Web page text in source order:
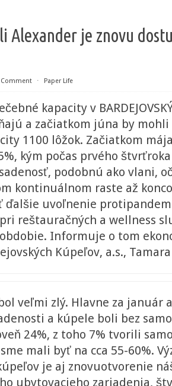
Alexander je znovu
Comment ⋅ Paper Life
kapacity v
a začiatkom júna by
1100 lôžok. Začiatkom
kým počas prvého
podobnú ako vlani,
kontinuálnom raste až
ďalšie uvoľnenie
reštauračných a wellness
Informuje o tom
Kúpeľov, a.s.,
veľmi zlý. Hlavne za január
a kúpele boli bez
24%, z toho 7% tvorili
mali byť na cca 55-60%.
je aj znovuotvorenie
ubytovacieho zariadenia,